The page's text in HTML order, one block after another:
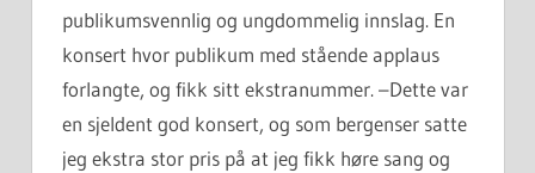
publikumsvennlig og ungdommelig innslag. En
konsert hvor publikum med stående applaus
forlangte, og fikk sitt ekstranummer. –Dette var
en sjeldent god konsert, og som bergenser satte
jeg ekstra stor pris på at jeg fikk høre sang og